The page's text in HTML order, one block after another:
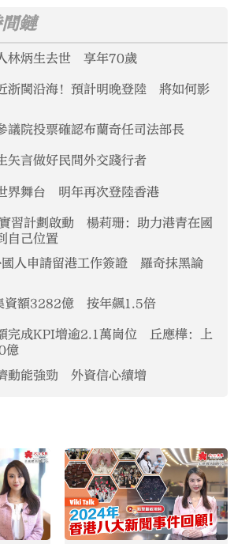
鏈
林炳生去世 享年70歲
浙閩沿海！預計明晚登陸 將如何影
議院投票確認布蘭奇任司法部長
矢言做好民間外交踐行者
界舞台 明年再次登陸香港
習計劃啟動 楊莉珊：助力港青在國
自己位置
人申請留港工作簽證 羅奇抹黑論
資額3282億 按年飆1.5倍
完成KPI增逾2.1萬崗位 丘應樺：上
億
動能強勁 外資信心續增